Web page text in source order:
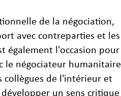
de la négociation,
avec contreparties et les
également l'occasion pour
le négociateur humanitaire
collègues de l'intérieur et
un sens critique